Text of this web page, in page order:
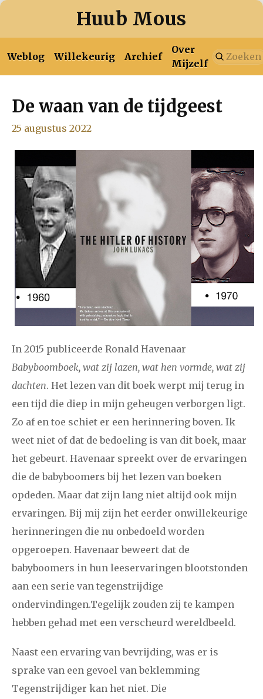
Huub Mous
Weblog Willekeurig Archief
Over
Mijzelf
januari februari maart april mei juni juli
augustus
2025
januari maart juli
augustus september oktober november
december
januari maart april juni juli
augustus oktober november
december
december
2022
januari februari maart april mei juni juli
augustus september oktober november
2021 augustus september oktober november
december
januari februari maart april
januari februari maart april mei juni
De waan van de tijdgeest
25 augustus 2022
In 2015 publiceerde Ronald Havenaar
Babyboomboek, wat zij lazen, wat hen vormde, wat zij
dachten. Het lezen van dit boek werpt mij terug in
een tijd die diep in mijn geheugen verborgen ligt.
Zo af en toe schiet er een herinnering boven. Ik
weet niet of dat de bedoeling is van dit boek, maar
het gebeurt. Havenaar spreekt over de ervaringen
die de babyboomers bij het lezen van boeken
opdeden. Maar dat zijn lang niet altijd ook mijn
ervaringen. Bij mij zijn het eerder onwillekeurige
herinneringen die nu onbedoeld worden
opgeroepen. Havenaar beweert dat de
babyboomers in hun leeservaringen blootstonden
aan een serie van tegenstrijdige
ondervindingen.Tegelijk zouden zij te kampen
hebben gehad met een verscheurd wereldbeeld.
Naast een ervaring van bevrijding, was er is
sprake van een gevoel van beklemming
Tegenstrijdiger kan het niet. Die